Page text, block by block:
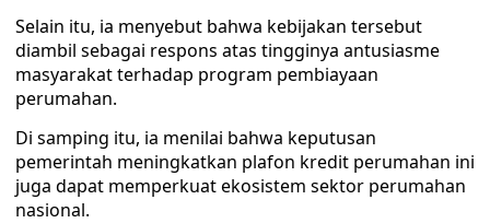
Selain itu, ia menyebut bahwa kebijakan tersebut
diambil sebagai respons atas tingginya antusiasme
masyarakat terhadap program pembiayaan
perumahan.
Di samping itu, ia menilai bahwa keputusan
pemerintah meningkatkan plafon kredit perumahan ini
juga dapat memperkuat ekosistem sektor perumahan
nasional.